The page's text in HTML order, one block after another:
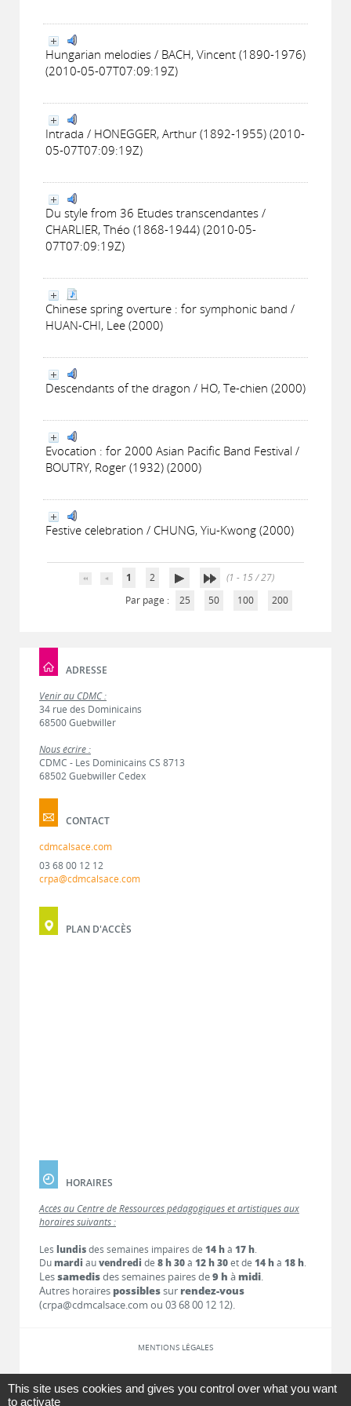
Hungarian melodies / BACH, Vincent (1890-1976)
(2010-05-07T07:09:19Z)
Intrada / HONEGGER, Arthur (1892-1955) (2010-
05-07T07:09:19Z)
Du style from 36 Etudes transcendantes /
CHARLIER, Théo (1868-1944) (2010-05-
07T07:09:19Z)
Chinese spring overture : for symphonic band /
HUAN-CHI, Lee (2000)
Descendants of the dragon / HO, Te-chien (2000)
Evocation : for 2000 Asian Pacific Band Festival /
BOUTRY, Roger (1932) (2000)
Festive celebration / CHUNG, Yiu-Kwong (2000)
1 2
(1 - 15 / 27)
Par page :
25 50 100 200
ADRESSE
Venir au CDMC :
34 rue des Dominicains
68500 Guebwiller
Nous écrire :
CDMC - Les Dominicains CS 8713
68502 Guebwiller Cedex
CONTACT
cdmcalsace.com
03 68 00 12 12
crpa@cdmcalsace.com
PLAN D'ACCÈS
HORAIRES
Accès au Centre de Ressources pédagogiques et artistiques aux
horaires suivants :
Les lundisdes semaines impaires de 14 hà 17 h.
Dumardi auvendredi de 8 h 30à 12 h 30et de 14 hà 18 h.
Lessamedisdes semaines paires de9 h à midi.
Autres horaires possiblessur rendez-vous
(crpa@cdmcalsace.com ou 03 68 00 12 12).
MENTIONS LÉGALES
LIENS
This site uses cookies and gives you control over what you want
to activate